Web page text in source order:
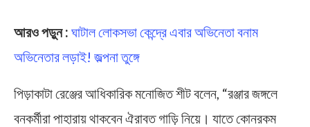
আরও পড়ুন : ঘাটাল লোকসভা কেন্দ্রে এবার অভিনেতা বনাম
অভিনেতার লড়াই! জল্পনা তুঙ্গে
পিড়াকাটা রেঞ্জের আধিকারিক মনোজিত শীট বলেন, “রঞ্জার জঙ্গলে
বনকর্মীরা পাহারায় থাকবেন ঐরাবত গাড়ি নিয়ে। যাতে কোনরকম